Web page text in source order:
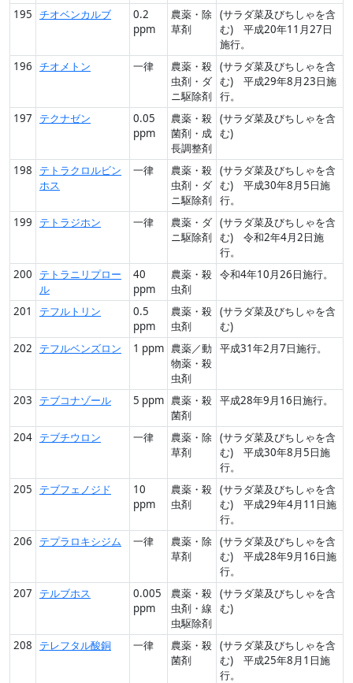
195 チオベンカルブ
0.2
ppm
農薬・除
草剤
(サラダ菜及びちしゃを含
む) 平成20年11月27日
施行。
196 チオメトン 一律
農薬・殺
虫剤・ダ
ニ駆除剤
(サラダ菜及びちしゃを含
む) 平成29年8月23日施
行。
197
テクナゼン
0.05
ppm
農薬・殺
菌剤・成
長調整剤
(サラダ菜及びちしゃを含
む)
198
テトラクロルビン
ホス
一律
農薬・殺
虫剤・ダ
ニ駆除剤
(サラダ菜及びちしゃを含
む) 平成30年8月5日施
行。
199
テトラジホン 一律
農薬・ダ
ニ駆除剤
(サラダ菜及びちしゃを含
む) 令和2年4月2日施
行。
200
テトラニリプロー
ル
40
ppm
農薬・殺
虫剤
令和4年10月26日施行。
201 テフルトリン
0.5
ppm
農薬・殺
虫剤
(サラダ菜及びちしゃを含
む)
202
テフルベンズロン 1 ppm 農薬／動
物薬・殺
虫剤
平成31年2月7日施行。
203 テブコナゾール 5 ppm 農薬・殺
菌剤
平成28年9月16日施行。
204 テブチウロン 一律
農薬・除
草剤
(サラダ菜及びちしゃを含
む) 平成30年8月5日施
行。
205
テブフェノジド
10
ppm
農薬・殺
虫剤
(サラダ菜及びちしゃを含
む) 平成29年4月11日施
行。
206
テプラロキシジム 一律
農薬・除
草剤
(サラダ菜及びちしゃを含
む) 平成28年9月16日施
行。
207
テルブホス
0.005
ppm
農薬・殺
虫剤・線
虫駆除剤
(サラダ菜及びちしゃを含
む)
208 テレフタル酸銅 一律
農薬・殺
菌剤
(サラダ菜及びちしゃを含
む) 平成25年8月1日施
行。